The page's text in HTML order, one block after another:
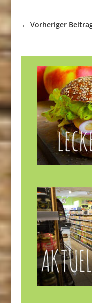
← Vorheriger